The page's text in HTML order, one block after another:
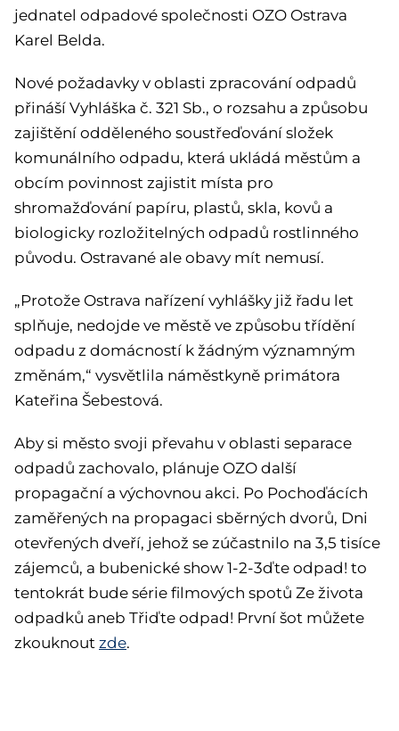
jednatel odpadové společnosti OZO Ostrava
Karel Belda.
Nové požadavky v oblasti zpracování odpadů
přináší Vyhláška č. 321 Sb., o rozsahu a způsobu
zajištění odděleného soustřeďování složek
komunálního odpadu, která ukládá městům a
obcím povinnost zajistit místa pro
shromažďování papíru, plastů, skla, kovů a
biologicky rozložitelných odpadů rostlinného
původu. Ostravané ale obavy mít nemusí.
„Protože Ostrava nařízení vyhlášky již řadu let
splňuje, nedojde ve městě ve způsobu třídění
odpadu z domácností k žádným významným
změnám,“ vysvětlila náměstkyně primátora
Kateřina Šebestová.
Aby si město svoji převahu v oblasti separace
odpadů zachovalo, plánuje OZO další
propagační a výchovnou akci. Po Pochoďácích
zaměřených na propagaci sběrných dvorů, Dni
otevřených dveří, jehož se zúčastnilo na 3,5 tisíce
zájemců, a bubenické show 1-2-3ďte odpad! to
tentokrát bude série filmových spotů Ze života
odpadků aneb Třiďte odpad! První šot můžete
zkouknout zde.